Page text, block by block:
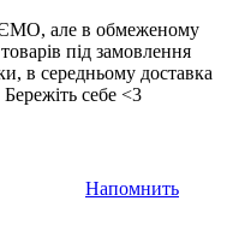
але в обмеженому
під замовлення
в середньому доставка
себе <3
Напомнить